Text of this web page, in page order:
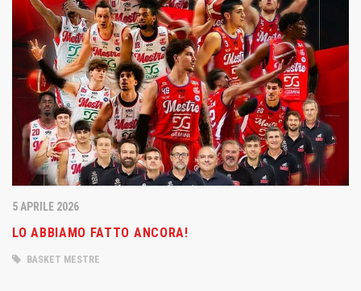
5 APRILE 2026
LO ABBIAMO FATTO ANCORA!
BASKET MESTRE